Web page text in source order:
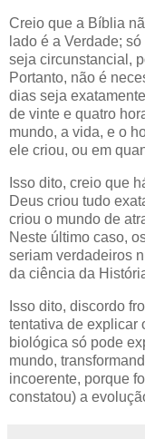
Creio que a Bíblia
lado é a Verdade;
seja circunstancial,
Portanto, não é
dias seja
de vinte e quatro
mundo, a vida, e o
ele criou, ou em
Isso dito, creio que
Deus criou tudo
criou o mundo de
Neste último caso,
seriam verdadeiros
da ciência da
Isso dito, discordo
tentativa de explicar
biológica só pode
mundo,
incoerente, porque
constatou) a